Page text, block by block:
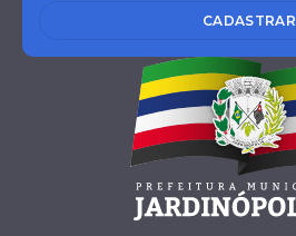
CADASTRAR